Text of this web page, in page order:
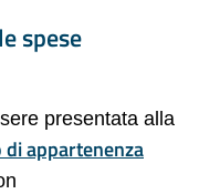
spese
presentata alla
di appartenenza